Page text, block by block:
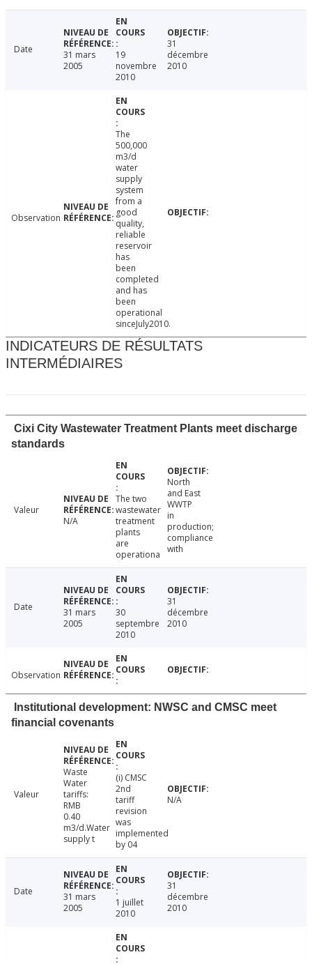
Date
31 mars
2005
19
novembre
2010
31
décembre
2010
Observation
The
500,000
m3/d
water
supply
system
from a
good
quality,
reliable
reservoir
has
been
completed
and has
been
operational
sinceJuly2010.
INDICATEURS DE RÉSULTATS
INTERMÉDIAIRES
Cixi City Wastewater Treatment Plants meet discharge
standards
Valeur
N/A
The two
wastewater
treatment
plants
are
operationa
North
and East
WWTP
in
production;
compliance
with
Date
31 mars
2005
30
septembre
2010
31
décembre
2010
Observation
Institutional development: NWSC and CMSC meet
financial covenants
Valeur
Waste
Water
tariffs:
RMB
0.40
m3/d.Water
supply t
(i) CMSC
2nd
tariff
revision
was
implemented
by 04
N/A
Date
31 mars
2005
1 juillet
2010
31
décembre
2010